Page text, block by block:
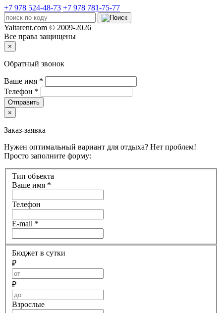
+7 978 524-48-73 +7 978 781-75-77
Yaltarent.com © 2009-2026
Все права защищены
×
Обратный звонок
Ваше имя *
Телефон *
Отправить
×
Заказ-заявка
Нужен оптимальный вариант для отдыха? Нет проблем!
Просто заполните форму:
Тип объекта
Ваше имя *
Телефон
E-mail *
Бюджет в сутки
₽
₽
Взрослые